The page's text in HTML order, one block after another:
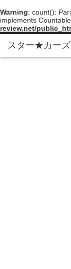
Warning: count():
implements
review.net/